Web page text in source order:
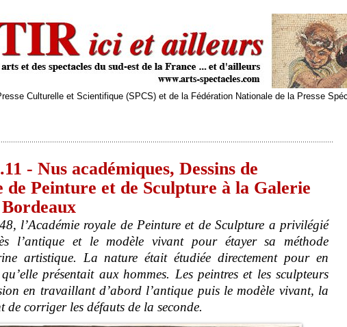
Culturelle et Scientifique (SPCS) et de la Fédération Nationale de la Presse
- Nus académiques, Dessins de
de Peinture et de Sculpture à la Galerie
l’Académie royale de Peinture et de Sculpture a privilégié
l’antique et le modèle vivant pour étayer sa méthode
artistique. La nature était étudiée directement pour en
présentait aux hommes. Les peintres et les sculpteurs
en travaillant d’abord l’antique puis le modèle vivant, la
de corriger les défauts de la seconde.